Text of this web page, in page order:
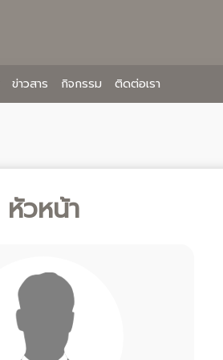
ข่าวสาร กิจกรรม ติดต่อเรา
หัวหน้า